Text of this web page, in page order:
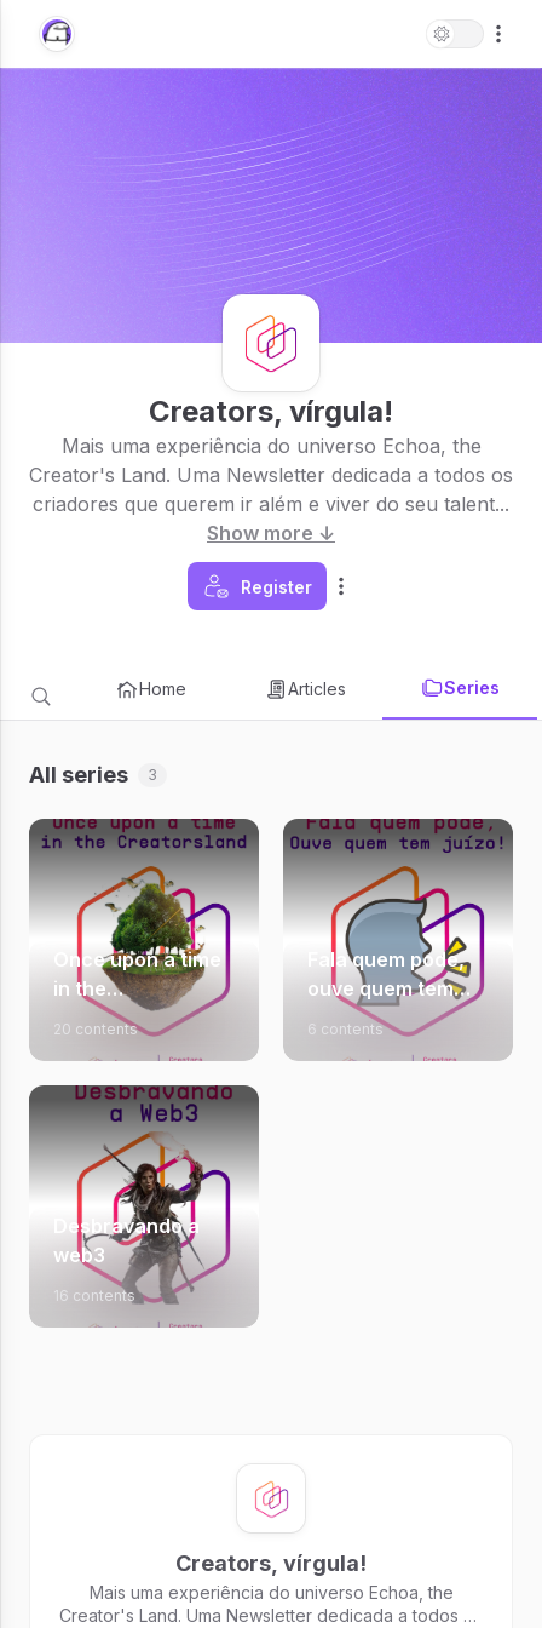
Creators, vírgula!
Mais uma experiência do universo Echoa, the
Creator's Land. Uma Newsletter dedicada a todos os
criadores que querem ir além e viver do seu talent...
Show more ↓
Register
Home Articles Series
All series 3
Once upon a time
in the
Creatorsland
20 contents
Fala quem pode,
ouve quem tem
juízo!
6 contents
Desbravando a
web3
16 contents
Creators, vírgula!
Mais uma experiência do universo Echoa, the
Creator's Land. Uma Newsletter dedicada a todos os